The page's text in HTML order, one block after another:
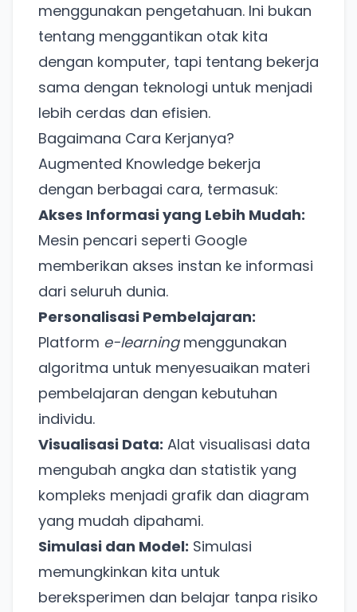
menggunakan pengetahuan. Ini bukan
tentang menggantikan otak kita
dengan komputer, tapi tentang bekerja
sama dengan teknologi untuk menjadi
lebih cerdas dan efisien.
Bagaimana Cara Kerjanya?
Augmented Knowledge bekerja
dengan berbagai cara, termasuk:
Akses Informasi yang Lebih Mudah:
Mesin pencari seperti Google
memberikan akses instan ke informasi
dari seluruh dunia.
Personalisasi Pembelajaran:
Platform e-learningmenggunakan
algoritma untuk menyesuaikan materi
pembelajaran dengan kebutuhan
individu.
Visualisasi Data: Alat visualisasi data
mengubah angka dan statistik yang
kompleks menjadi grafik dan diagram
yang mudah dipahami.
Simulasi dan Model: Simulasi
memungkinkan kita untuk
bereksperimen dan belajar tanpa risiko